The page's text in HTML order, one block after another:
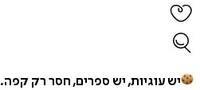
יש עוגיות, יש ספרים, חסר רק קפה.